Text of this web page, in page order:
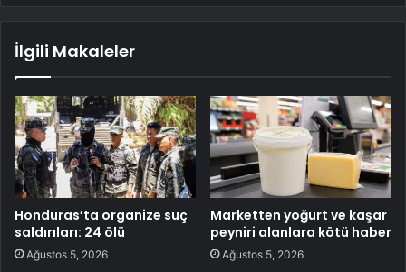
İlgili Makaleler
Honduras’ta organize suç
saldırıları: 24 ölü
Ağustos 5, 2026
Marketten yoğurt ve kaşar
peyniri alanlara kötü haber
Ağustos 5, 2026